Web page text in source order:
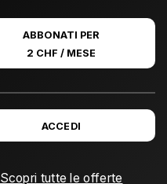
ABBONATI PER
2 CHF / MESE
ACCEDI
Scopri tutte le offerte